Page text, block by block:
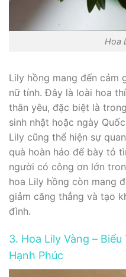
Hoa
Lily hồng mang đến cảm
nữ tính. Đây là loài hoa
thân yêu, đặc biệt là
sinh nhật hoặc ngày
Lily cũng thể hiện sự
quà hoàn hảo để bày tỏ
người có công ơn lớn
hoa Lily hồng còn mang
giảm căng thẳng và tạo
đình.
3. Hoa Lily Vàng –
Hạnh Phúc